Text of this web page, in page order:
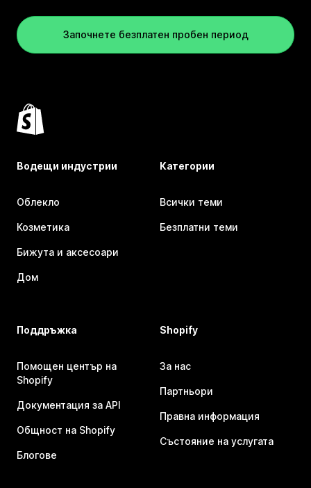
Започнете безплатен пробен период
Водещи индустрии
Облекло
Козметика
Бижута и аксесоари
Дом
Категории
Всички теми
Безплатни теми
Поддръжка
Помощен център на
Shopify
Документация за API
Общност на Shopify
Блогове
Shopify
За нас
Партньори
Правна информация
Състояние на услугата